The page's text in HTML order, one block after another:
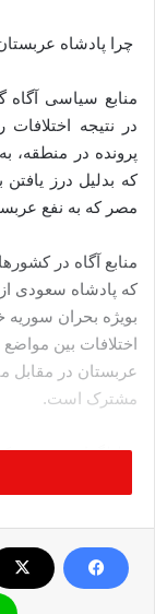
چرا پادشاه
منابع سیاسی آگاه
در نتیجه
پرونده در منطقه،
که بدلیل درز
مصر که به نفع
منابع آگاه در
که پادشاه سعودی
بویژه بحران
اختلافات بین
عربستان در مقابل
مشترک است.
تحلیلگران
ریاض از اهداف
الجبیر وزیر خارجه
سلمان بن
سلمان بن